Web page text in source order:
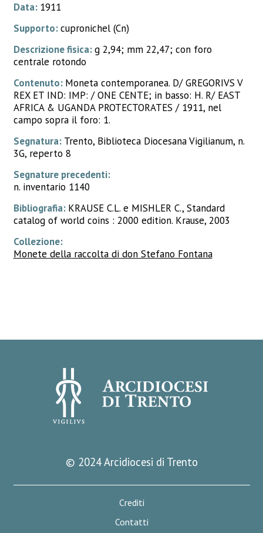
Data: 1911
Supporto:cupronichel (Cn)
Descrizione fisica:g 2,94; mm 22,47; con foro
centrale rotondo
Contenuto: Moneta contemporanea. D/ GREGORIVS V
REX ET IND: IMP: / ONE CENTE; in basso: H. R/ EAST
AFRICA & UGANDA PROTECTORATES / 1911, nel
campo sopra il foro: 1.
Segnatura: Trento, Biblioteca Diocesana Vigilianum, n.
3G, reperto 8
Segnature precedenti:
n. inventario 1140
Bibliografia: KRAUSE C.L. e MISHLER C., Standard
catalog of world coins : 2000 edition. Krause, 2003
Collezione:
Monete della raccolta di don Stefano Fontana
© 2024 Arcidiocesi di Trento
Crediti
Contatti